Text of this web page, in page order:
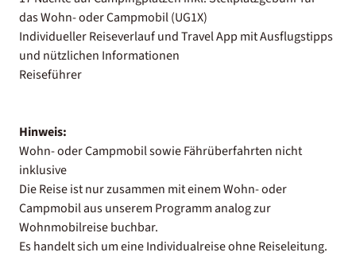
das Wohn- oder Campmobil (UG1X)
Individueller Reiseverlauf und Travel App mit Ausflugstipps
und nützlichen Informationen
Reiseführer
Hinweis:
Wohn- oder Campmobil sowie Fährüberfahrten nicht
inklusive
Die Reise ist nur zusammen mit einem Wohn- oder
Campmobil aus unserem Programm analog zur
Wohnmobilreise buchbar.
Es handelt sich um eine Individualreise ohne Reiseleitung.